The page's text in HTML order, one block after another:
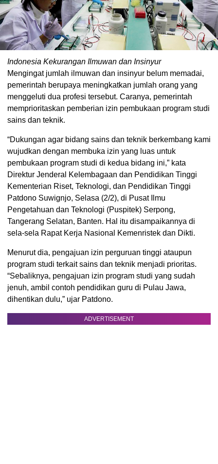
Indonesia Kekurangan Ilmuwan dan Insinyur
Mengingat jumlah ilmuwan dan insinyur belum memadai,
pemerintah berupaya meningkatkan jumlah orang yang
menggeluti dua profesi tersebut. Caranya, pemerintah
memprioritaskan pemberian izin pembukaan program studi
sains dan teknik.
“Dukungan agar bidang sains dan teknik berkembang kami
wujudkan dengan membuka izin yang luas untuk
pembukaan program studi di kedua bidang ini,” kata
Direktur Jenderal Kelembagaan dan Pendidikan Tinggi
Kementerian Riset, Teknologi, dan Pendidikan Tinggi
Patdono Suwignjo, Selasa (2/2), di Pusat Ilmu
Pengetahuan dan Teknologi (Puspitek) Serpong,
Tangerang Selatan, Banten. Hal itu disampaikannya di
sela-sela Rapat Kerja Nasional Kemenristek dan Dikti.
Menurut dia, pengajuan izin perguruan tinggi ataupun
program studi terkait sains dan teknik menjadi prioritas.
“Sebaliknya, pengajuan izin program studi yang sudah
jenuh, ambil contoh pendidikan guru di Pulau Jawa,
dihentikan dulu,” ujar Patdono.
ADVERTISEMENT